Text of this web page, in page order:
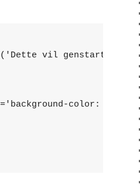
vil genstarte
color: